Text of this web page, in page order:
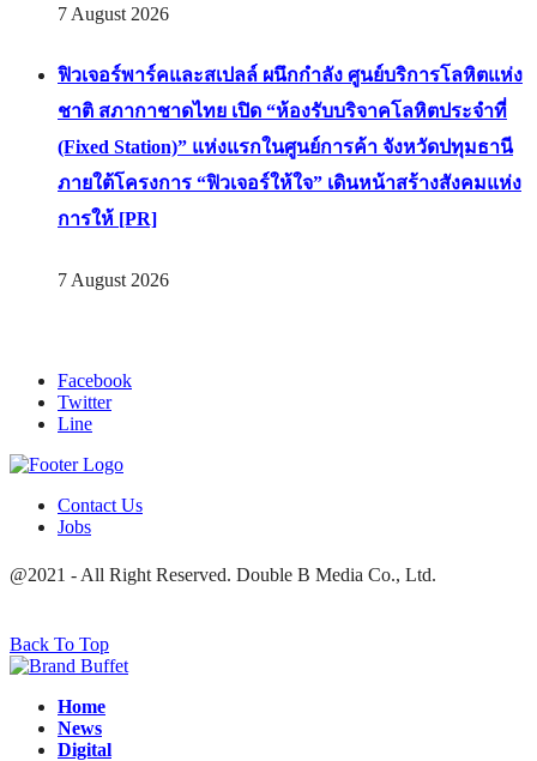
7 August 2026
ฟิวเจอร์พาร์คและสเปลล์ ผนึกกำลัง ศูนย์บริการโลหิตแห่ง
ชาติ สภากาชาดไทย เปิด “ห้องรับบริจาคโลหิตประจำที่
(Fixed Station)” แห่งแรกในศูนย์การค้า จังหวัดปทุมธานี
ภายใต้โครงการ “ฟิวเจอร์ให้ใจ” เดินหน้าสร้างสังคมแห่ง
การให้ [PR]
7 August 2026
Facebook
Twitter
Line
Contact Us
Jobs
@2021 - All Right Reserved. Double B Media Co., Ltd.
Back To Top
Home
News
Digital